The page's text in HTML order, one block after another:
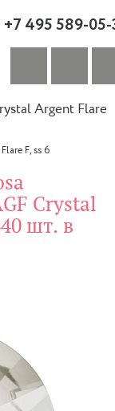
+7 495 589-
Argent Flare
F, ss 6
Crystal
шт. в